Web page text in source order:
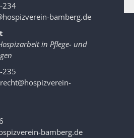
234
bamberg.de
in Pflege- und
235
bamberg.de